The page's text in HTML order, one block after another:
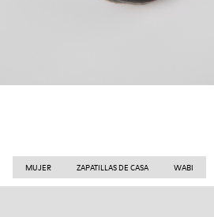
MUJER ZAPATILLAS DE CASA WABI